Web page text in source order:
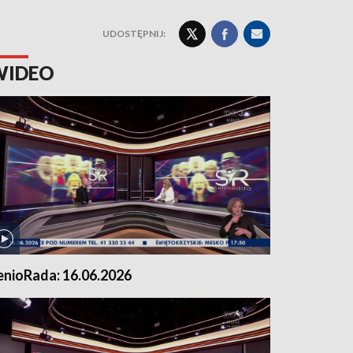
UDOSTĘPNIJ:
16.06.2026